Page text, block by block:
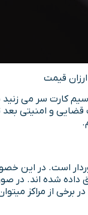
کارت سر می
از مراکز